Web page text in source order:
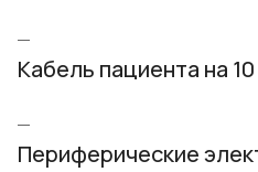
Кабель пациента на
Периферические